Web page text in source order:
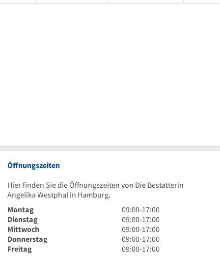
Öffnungszeiten
Hier finden Sie die Öffnungszeiten von Die Bestatterin
Angelika Westphal in Hamburg.
Montag
9
Uhr
bis
17
Uhr
09:00-17:00
Dienstag
9
Uhr
bis
17
09:00-17:00
Mittwoch
9
Uhr
bis
09:00-17:00
Donnerstag
9
Uhr
09:00-17:00
Freitag
9
09:00-17:00